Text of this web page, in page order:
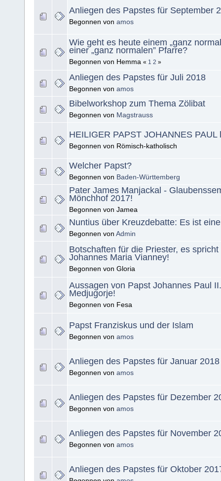
Anliegen des Papstes für September
Begonnen von amos
Wie geht es heute einem „ganz
einer „ganz normalen” Pfarre?
Begonnen von Hemma « 1 2 »
Anliegen des Papstes für Juli 2018
Begonnen von amos
Bibelworkshop zum Thema Zölibat
Begonnen von Magstrauss
HEILIGER PAPST JOHANNES PAUL
Begonnen von Römisch-katholisch
Welcher Papst?
Begonnen von Baden-Württemberg
Pater James Manjackal -
Mönchhof 2017!
Begonnen von Jamea
Nuntius über Kreuzdebatte: Es ist
Begonnen von Admin
Botschaften für die Priester, es
Johannes Maria Vianney!
Begonnen von Gloria
Aussagen von Papst Johannes Paul
Medjugorje!
Begonnen von Fesa
Papst Franziskus und der Islam
Begonnen von amos
Anliegen des Papstes für Januar 2018
Begonnen von amos
Anliegen des Papstes für Dezember
Begonnen von amos
Anliegen des Papstes für November
Begonnen von amos
Anliegen des Papstes für Oktober